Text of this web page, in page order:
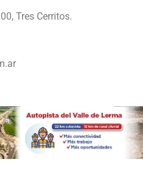
Tres Cerritos.